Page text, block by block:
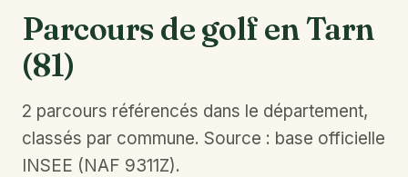
Parcours de golf en Tarn
(81)
2 parcours référencés dans le département,
classés par commune. Source : base officielle
INSEE (NAF 9311Z).